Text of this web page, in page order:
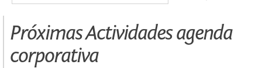
Próximas Actividades agenda
corporativa